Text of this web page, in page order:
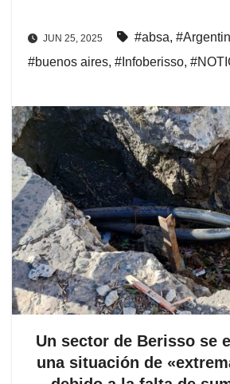
JUN 25, 2025 #absa,
#buenos aires, #Infoberisso,
Un sector de Berisso se
una situación de